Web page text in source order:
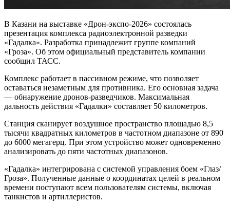
В Казани на выставке «Дрон-экспо-2026» состоялась
презентация комплекса радиоэлектронной разведки
«Гадалка». Разработка принадлежит группе компаний
«Гроза». Об этом официальный представитель компании
сообщил ТАСС.
Комплекс работает в пассивном режиме, что позволяет
оставаться незаметным для противника. Его основная задача
— обнаружение дронов-разведчиков. Максимальная
дальность действия «Гадалки» составляет 50 километров.
Станция сканирует воздушное пространство площадью 8,5
тысячи квадратных километров в частотном диапазоне от 890
до 6000 мегагерц. При этом устройство может одновременно
анализировать до пяти частотных диапазонов.
«Гадалка» интегрирована с системой управления боем «Глаз/
Гроза». Полученные данные о координатах целей в реальном
времени поступают всем пользователям системы, включая
танкистов и артиллеристов.